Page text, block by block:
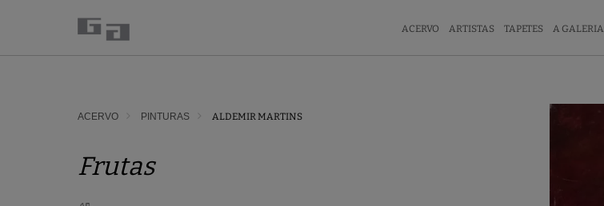
ACERVO ARTISTAS TAPETES A GALERIA
ACERVO PINTURAS ALDEMIR MARTINS
Frutas